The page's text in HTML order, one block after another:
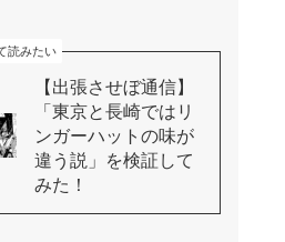
読みたい
【出張させぼ通信】
「東京と長崎ではリ
ンガーハットの味が
違う説」を検証して
みた！